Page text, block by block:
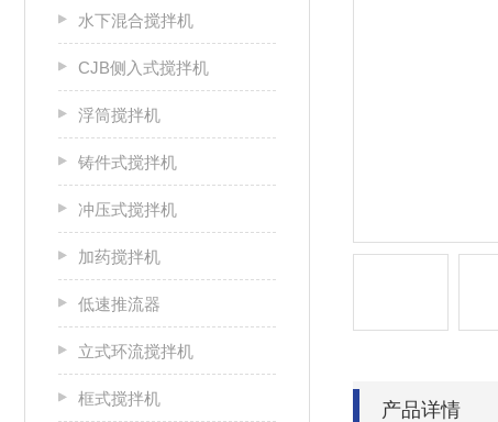
水下混合搅拌机
CJB侧入式搅拌机
浮筒搅拌机
铸件式搅拌机
冲压式搅拌机
加药搅拌机
低速推流器
立式环流搅拌机
框式搅拌机
产品详情